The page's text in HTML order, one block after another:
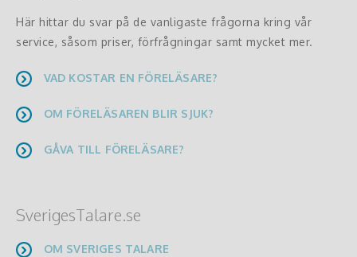
Här hittar du svar på de vanligaste frågorna kring vår
service, såsom priser, förfrågningar samt mycket mer.
VAD KOSTAR EN FÖRELÄSARE?
OM FÖRELÄSAREN BLIR SJUK?
GÅVA TILL FÖRELÄSARE?
SverigesTalare.se
OM SVERIGES TALARE